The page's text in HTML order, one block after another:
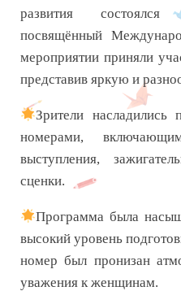
развития состоялся
посвящённый
мероприятии приняли
представив яркую и
Зрители насладились
номерами,
выступления,
сценки.
Программа была
высокий уровень
номер был пронизан
уважения к женщинам.